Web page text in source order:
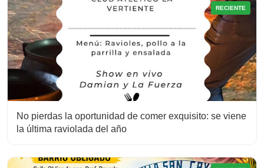
RECIENTE
No pierdas la oportunidad de comer exquisito: se viene
la última raviolada del año